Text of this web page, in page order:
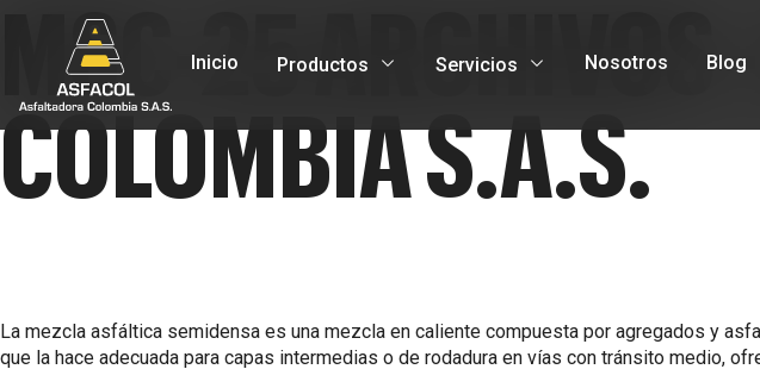
Inicio Productos Servicios Nosotros Blog
MSC-25 ARCHIVOS
COLOMBIA S.A.S.
La mezcla asfáltica semidensa es una mezcla en caliente compuesta por agregados y
que la hace adecuada para capas intermedias o de rodadura en vías con tránsito medio,